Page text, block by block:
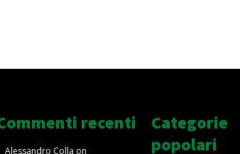
recenti
Alessandro Colla on
Categorie
popolari